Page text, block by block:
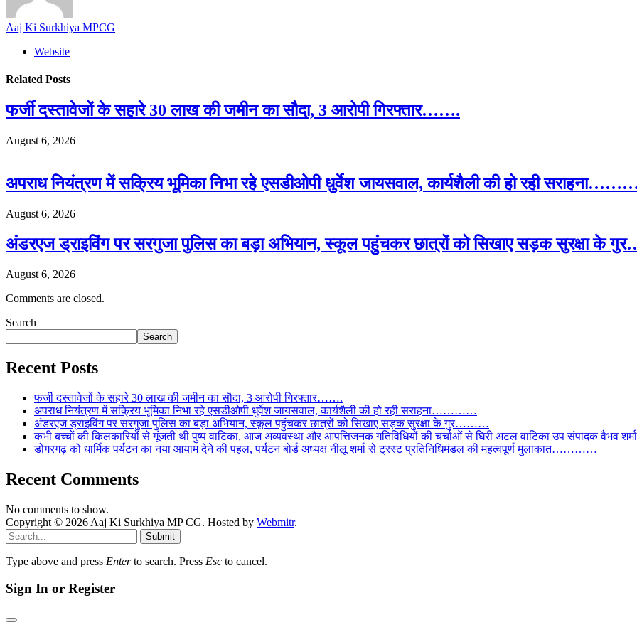
Aaj Ki Surkhiya MPCG
Website
Related Posts
फर्जी दस्तावेजों के सहारे 30 लाख की जमीन का सौदा, 3 आरोपी गिरफ्तार…….
August 6, 2026
अपराध नियंत्रण में सक्रिय भूमिका निभा रहे एसडीओपी धुर्वेश जायसवाल, कार्यशैली की हो रही
August 6, 2026
अंडरएज ड्राइविंग पर सरगुजा पुलिस का बड़ा अभियान, स्कूल पहुंचकर छात्रों को सिखाए सड़क सुरक्षा के
August 6, 2026
Comments are closed.
Search
Search
Recent Posts
फर्जी दस्तावेजों के सहारे 30 लाख की जमीन का सौदा, 3 आरोपी गिरफ्तार…….
अपराध नियंत्रण में सक्रिय भूमिका निभा रहे एसडीओपी धुर्वेश जायसवाल, कार्यशैली की हो रही सराहना…………
अंडरएज ड्राइविंग पर सरगुजा पुलिस का बड़ा अभियान, स्कूल पहुंचकर छात्रों को सिखाए सड़क सुरक्षा के गुर………
कभी बच्चों की किलकारियों से गूंजती थी पुष्प वाटिका, आज अव्यवस्था और आपत्तिजनक गतिविधियों की चर्चाओं से घिरी अटल वाटिका उप संपादक वैभव
डोंगरगढ़ को धार्मिक पर्यटन का नया आयाम देने की पहल, पर्यटन बोर्ड अध्यक्ष नीलू शर्मा से ट्रस्ट प्रतिनिधिमंडल की महत्वपूर्ण मुलाकात…………
Recent Comments
No comments to show.
Copyright © 2026 Aaj Ki Surkhiya MP CG. Hosted by Webmitr.
Submit
Type above and press Enterto search. Press Esc to cancel.
Sign In or Register